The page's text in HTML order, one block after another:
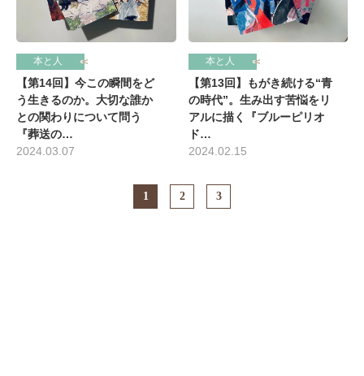
本と人
【第14回】今この瞬間をど
う生きるのか。大切な誰か
との関わりについて問う
『葬送の…
2024.03.07
本と人
【第13回】もがき続ける“青
の時代”。生み出す苦悩をリ
アルに描く『ブルーピリオ
ド…
2024.02.15
1 2 3